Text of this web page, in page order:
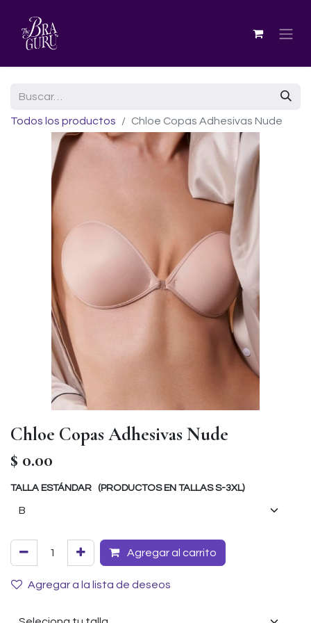
Todos los productos Chloe Copas Adhesivas Nude
Chloe Copas Adhesivas Nude
$ 0.00
TALLA ESTÁNDAR (PRODUCTOS EN TALLAS S-3XL)
Agregar al carrito
Agregar a la lista de deseos